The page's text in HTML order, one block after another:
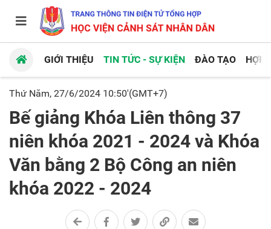
GIỚI THIỆU TIN TỨC - SỰ KIỆN ĐÀO TẠO HỢP
Thứ Năm, 27/6/2024 10:50'(GMT+7)
Bế giảng Khóa Liên thông 37
niên khóa 2021 - 2024 và Khóa
Văn bằng 2 Bộ Công an niên
khóa 2022 - 2024